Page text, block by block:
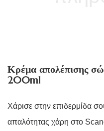
Κρέμα απολέπισης
200ml
Χάρισε στην επιδερμίδα
απαλότητας χάρη στο